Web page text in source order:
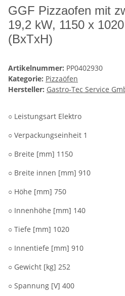
GGF Pizzaofen mit
19,2 kW, 1150 x
(BxTxH)
Artikelnummer: PP0402930
Kategorie: Pizzaöfen
Hersteller: Gastro-Tec Service
○ Leistungsart Elektro
○ Verpackungseinheit 1
○ Breite [mm] 1150
○ Breite innen [mm] 910
○ Höhe [mm] 750
○ Innenhöhe [mm] 140
○ Tiefe [mm] 1020
○ Innentiefe [mm] 910
○ Gewicht [kg] 252
○ Spannung [V] 400